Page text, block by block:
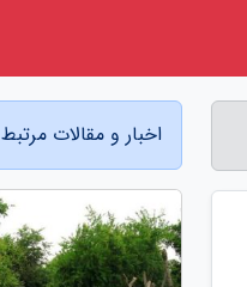
اخبار و مقالات مرتبط